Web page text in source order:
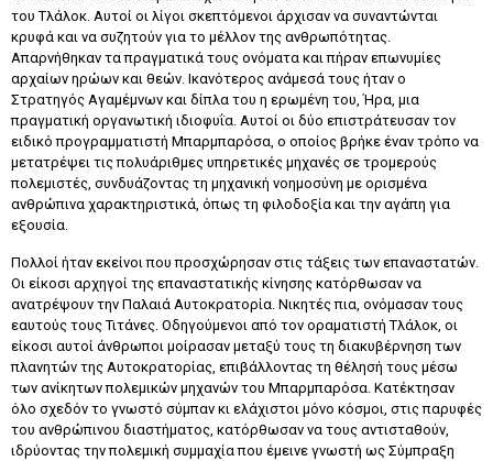
του Τλάλοκ. Αυτοί οι λίγοι σκεπτόμενοι άρχισαν να συναντώνται
κρυφά και να συζητούν για το μέλλον της ανθρωπότητας.
Απαρνήθηκαν τα πραγματικά τους ονόματα και πήραν επωνυμίες
αρχαίων ηρώων και θεών. Ικανότερος ανάμεσά τους ήταν ο
Στρατηγός Αγαμέμνων και δίπλα του η ερωμένη του, Ήρα, μια
πραγματική οργανωτική ιδιοφυΐα. Αυτοί οι δύο επιστράτευσαν τον
ειδικό προγραμματιστή Μπαρμπαρόσα, ο οποίος βρήκε έναν τρόπο να
μετατρέψει τις πολυάριθμες υπηρετικές μηχανές σε τρομερούς
πολεμιστές, συνδυάζοντας τη μηχανική νοημοσύνη με ορισμένα
ανθρώπινα χαρακτηριστικά, όπως τη φιλοδοξία και την αγάπη για
εξουσία.
Πολλοί ήταν εκείνοι που προσχώρησαν στις τάξεις των επαναστατών.
Οι είκοσι αρχηγοί της επαναστατικής κίνησης κατόρθωσαν να
ανατρέψουν την Παλαιά Αυτοκρατορία. Νικητές πια, ονόμασαν τους
εαυτούς τους Τιτάνες. Οδηγούμενοι από τον οραματιστή Τλάλοκ, οι
είκοσι αυτοί άνθρωποι μοίρασαν μεταξύ τους τη διακυβέρνηση των
πλανητών της Αυτοκρατορίας, επιβάλλοντας τη θέλησή τους μέσω
των ανίκητων πολεμικών μηχανών του Μπαρμπαρόσα. Κατέκτησαν
όλο σχεδόν το γνωστό σύμπαν κι ελάχιστοι μόνο κόσμοι, στις παρυφές
του ανθρώπινου διαστήματος, κατόρθωσαν να τους αντισταθούν,
ιδρύοντας την πολεμική συμμαχία που έμεινε γνωστή ως Σύμπραξη